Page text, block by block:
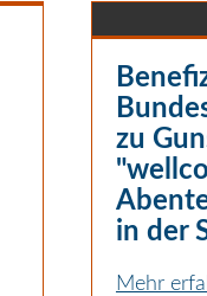
zu
in der
Mehr